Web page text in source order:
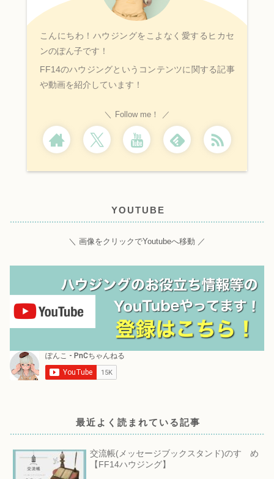
こんにちわ！ハウジングをこよなく愛するヒカセ
ンのぽん子です！
FF14のハウジングというコンテンツに関する記事
や動画を紹介しています！
Follow me！
YOUTUBE
＼ 画像をクリックでYoutubeへ移動 ／
最近よく読まれている記事
交流帳(メッセージブックスタンド)のすゝめ
【FF14ハウジング】